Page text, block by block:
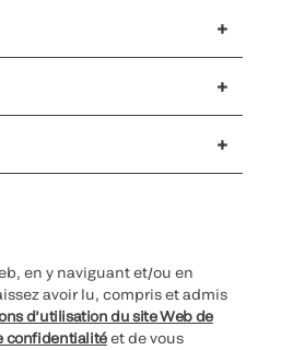
en y naviguant et/ou en
avoir lu, compris et admis
d’utilisation du site Web de
confidentialitéet de vous